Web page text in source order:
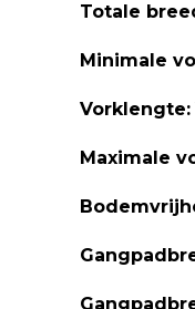
Totale
Minimale
Vorklengte:
Maximale